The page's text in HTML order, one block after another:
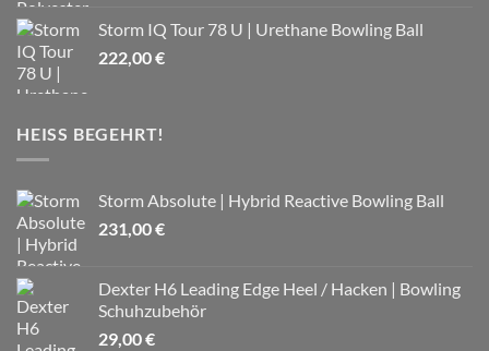
Storm IQ Tour 78 U | Urethane Bowling Ball
222,00€
HEISS BEGEHRT!
Storm Absolute | Hybrid Reactive Bowling Ball
231,00€
Dexter H6 Leading Edge Heel / Hacken | Bowling
Schuhzubehör
29,00€